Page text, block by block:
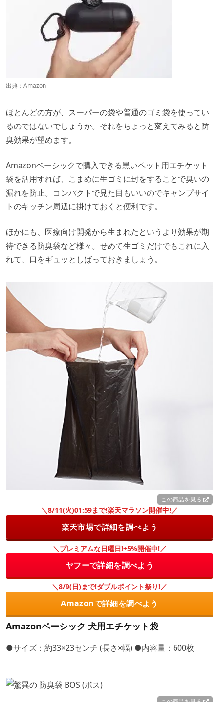
出典： Amazon
ほとんどの方が、スーパーの袋や普通のゴミ袋を使ってい
るのではないでしょうか。それをちょっと変えてみると防
臭効果が望めます。
Amazonベーシックで購入できる黒いペット用エチケット
袋を活用すれば、こまめに生ゴミに封をすることで臭いの
漏れを防止。コンパクトで見た目もいいのでキャンプサイ
トのキッチン周辺に掛けておくと便利です。
ほかにも、医療向け開発から生まれたというより効果が期
待できる防臭袋など様々。せめて生ゴミだけでもこれに入
れて、口をギュッとしばっておきましょう。
この商品を見る
＼8/11(火)01:59まで!楽天マラソン開催中!／
楽天市場で詳細を調べよう
＼プレミアムな日曜日!+5%開催中!／
ヤフーで詳細を調べよう
＼8/9(日)まで!ダブルポイント祭り!／
Amazonで詳細を調べよう
Amazonベーシック 犬用エチケット袋
●サイズ：約33×23センチ (長さ×幅) ●内容量：600枚